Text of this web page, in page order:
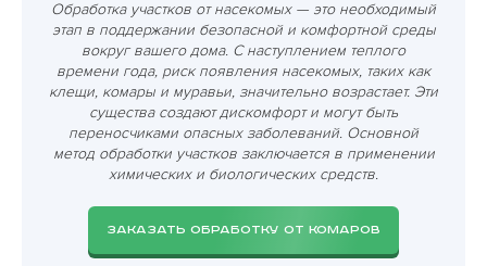
Обработка участков от насекомых — это необходимый
этап в поддержании безопасной и комфортной среды
вокруг вашего дома. С наступлением теплого
времени года, риск появления насекомых, таких как
клещи, комары и муравьи, значительно возрастает. Эти
существа создают дискомфорт и могут быть
переносчиками опасных заболеваний. Основной
метод обработки участков заключается в применении
химических и биологических средств.
ЗАКАЗАТЬ ОБРАБОТКУ ОТ КОМАРОВ